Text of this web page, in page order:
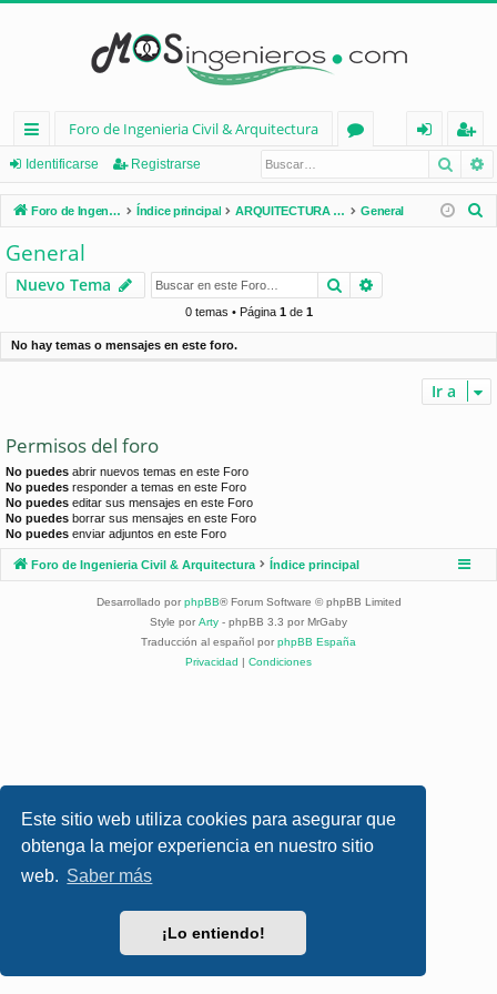
Este sitio web utiliza cookies para asegurar que
obtenga la mejor experiencia en nuestro sitio
web. Saber más
¡Lo entiendo!
nl
ac
es
rá
pi
d
Foro de Ingenieria Civil & Arquitectura
os
nt
ifi
e
eg
ist
ra
Identificarse Registrarse
Foro de Ingenieria Civil & Arquitectura Índice principal ARQUITECTURA (España) General
r
General
Nuevo Tema Buscar
0 temas • Página 1de 1
No hay temas o mensajes en este foro.
Ir a
Permisos del foro
No puedes abrir nuevos temas en este Foro
No puedes responder a temas en este Foro
No puedes editar sus mensajes en este Foro
No puedes borrar sus mensajes en este Foro
No puedes enviar adjuntos en este Foro
Foro de Ingenieria Civil & Arquitectura Índice principal
Desarrollado por phpBB® Forum Software © phpBB Limited
Style por Arty - phpBB 3.3 por MrGaby
Traducción al español por phpBB España
Privacidad | Condiciones